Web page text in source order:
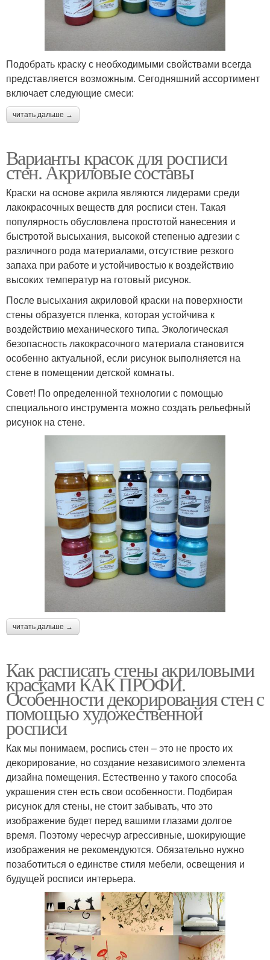
Подобрать краску с необходимыми свойствами всегда
представляется возможным. Сегодняшний ассортимент
включает следующие смеси:
читать дальше →
Варианты красок для росписи
стен. Акриловые составы
Краски на основе акрила являются лидерами среди
лакокрасочных веществ для росписи стен. Такая
популярность обусловлена простотой нанесения и
быстротой высыхания, высокой степенью адгезии с
различного рода материалами, отсутствие резкого
запаха при работе и устойчивостью к воздействию
высоких температур на готовый рисунок.
После высыхания акриловой краски на поверхности
стены образуется пленка, которая устойчива к
воздействию механического типа. Экологическая
безопасность лакокрасочного материала становится
особенно актуальной, если рисунок выполняется на
стене в помещении детской комнаты.
Совет! По определенной технологии с помощью
специального инструмента можно создать рельефный
рисунок на стене.
читать дальше →
Как расписать стены акриловыми
красками КАК ПРОФИ.
Особенности декорирования стен с
помощью художественной
росписи
Как мы понимаем, роспись стен – это не просто их
декорирование, но создание независимого элемента
дизайна помещения. Естественно у такого способа
украшения стен есть свои особенности. Подбирая
рисунок для стены, не стоит забывать, что это
изображение будет перед вашими глазами долгое
время. Поэтому чересчур агрессивные, шокирующие
изображения не рекомендуются. Обязательно нужно
позаботиться о единстве стиля мебели, освещения и
будущей росписи интерьера.